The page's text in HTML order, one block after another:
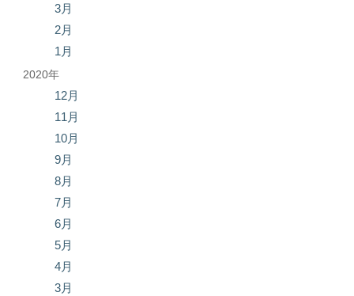
3月
2月
1月
2020年
12月
11月
10月
9月
8月
7月
6月
5月
4月
3月